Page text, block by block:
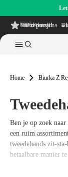
4.6/5
z ponad 500 recenzji
na TrustPilot
Home Biurka Z
Ben je op zoek
een ruim
tweedehands zit-
betaalbare manier
je tijdens het